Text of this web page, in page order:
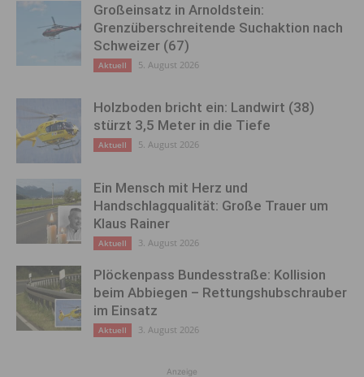
Großeinsatz in Arnoldstein:
Grenzüberschreitende Suchaktion nach
Schweizer (67)
Aktuell 5. August 2026
Holzboden bricht ein: Landwirt (38)
stürzt 3,5 Meter in die Tiefe
Aktuell 5. August 2026
Ein Mensch mit Herz und
Handschlagqualität: Große Trauer um
Klaus Rainer
Aktuell 3. August 2026
Plöckenpass Bundesstraße: Kollision
beim Abbiegen – Rettungshubschrauber
im Einsatz
Aktuell 3. August 2026
Anzeige